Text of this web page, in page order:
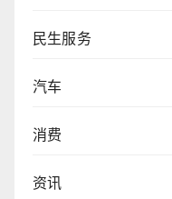
民生服务
汽车
消费
资讯